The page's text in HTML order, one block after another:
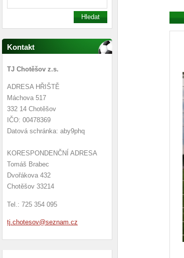
Kontakt
TJ Chotěšov z.s.
ADRESA HŘIŠTĚ
Máchova 517
332 14 Chotěšov
IČO: 00478369
Datová schránka: aby9phq
KORESPONDENČNÍ ADRESA
Tomáš Brabec
Dvořákova 432
Chotěšov 33214
Tel.: 725 354 095
tj.chotesov@seznam.cz